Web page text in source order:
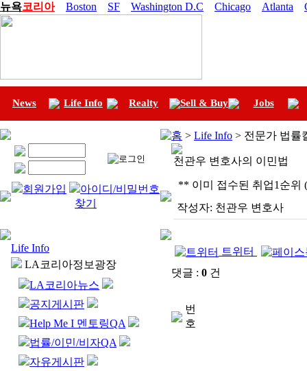
뉴욕코리아 Boston SF Washington D.C Chicago Atlanta
News Life Info Realty Sell & Buy Jobs
회원가입
아이디/비밀번호
찾기
Life Info
LA코리아정보광장
LA코리아뉴스
공지게시판
Help Me I 멘토링QA
법률/이민/비자QA
자유게시판
홈 > Life Info > 전문가 법률
천관우 변호사의 이민법
** 이미 접수된 취업1순위
작성자: 천관우 변호사
트위터
댓글 : 0 건
번
호